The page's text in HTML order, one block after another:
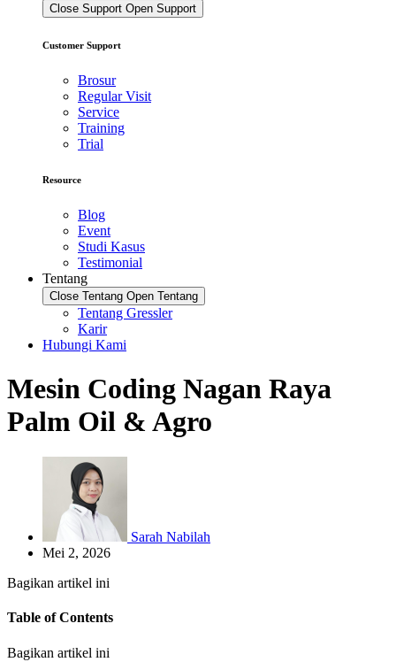
Close Support Open Support
Customer Support
Brosur
Regular Visit
Service
Training
Trial
Resource
Blog
Event
Studi Kasus
Testimonial
Tentang
Close Tentang Open Tentang
Tentang Gressler
Karir
Hubungi Kami
Mesin Coding Nagan Raya
Palm Oil & Agro
Sarah Nabilah
Mei 2, 2026
Bagikan artikel ini
Table of Contents
Bagikan artikel ini